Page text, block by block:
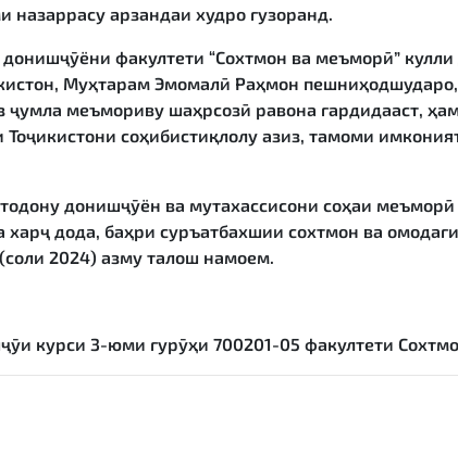
арзандаи худро гузоранд.
факултети “Сохтмон ва меъморӣ”
Муҳтарам Эмомалӣ Раҳмон
меъмориву шаҳрсозӣ равона гардидааст,
соҳибистиқлолу азиз, тамоми
донишҷӯён ва мутахассисони соҳаи
дода, баҳри суръатбахшии сохтмон ва
2024) азму талош намоем.
курси 3-юми гурӯҳи 700201-05 факултети